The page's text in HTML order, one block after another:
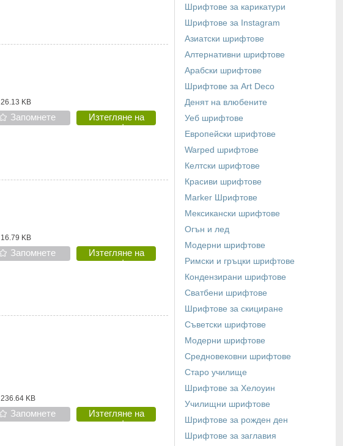
26.13 KB
Запомнете
Изтегляне на
шрифт
16.79 KB
Запомнете
Изтегляне на
шрифт
236.64 KB
Запомнете
Изтегляне на
шрифт
Шрифтове за карикатури
Шрифтове за Instagram
Азиатски шрифтове
Алтернативни шрифтове
Арабски шрифтове
Шрифтове за Art Deco
Денят на влюбените
Уеб шрифтове
Европейски шрифтове
Warped шрифтове
Келтски шрифтове
Красиви шрифтове
Marker Шрифтове
Мексикански шрифтове
Огън и лед
Модерни шрифтове
Римски и гръцки шрифтове
Кондензирани шрифтове
Сватбени шрифтове
Шрифтове за скициране
Съветски шрифтове
Модерни шрифтове
Средновековни шрифтове
Старо училище
Шрифтове за Хелоуин
Училищни шрифтове
Шрифтове за рожден ден
Шрифтове за заглавия